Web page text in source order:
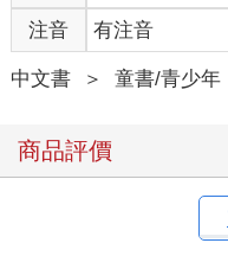
注音 有注音
中文書 ＞ 童書/青少年
商品評價